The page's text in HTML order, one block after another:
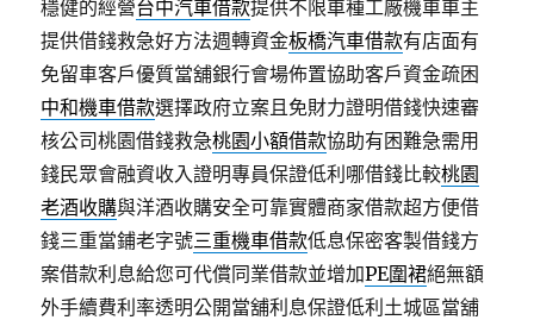
穩健的經營台中汽車借款提供不限車種工廠機車車主
提供借錢救急好方法週轉資金板橋汽車借款有店面有
免留車客戶優質當舖銀行會場佈置協助客戶資金疏困
中和機車借款選擇政府立案且免財力證明借錢快速審
核公司桃園借錢救急桃園小額借款協助有困難急需用
錢民眾會融資收入證明專員保證低利哪借錢比較桃園
老酒收購與洋酒收購安全可靠實體商家借款超方便借
錢三重當鋪老字號三重機車借款低息保密客製借錢方
案借款利息給您可代償同業借款並增加PE圍裙絕無額
外手續費利率透明公開當舖利息保證低利土城區當舖